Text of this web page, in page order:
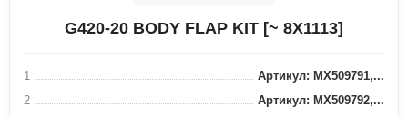
G420-20 BODY FLAP KIT [~ 8X1113]
1
Артикул: MX509791,...
2
Артикул: MX509792,...